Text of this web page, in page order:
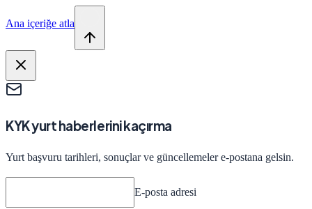
Ana içeriğe atla
KYK yurt haberlerini kaçırma
Yurt başvuru tarihleri, sonuçlar ve güncellemeler e-postana gelsin.
E-posta adresi